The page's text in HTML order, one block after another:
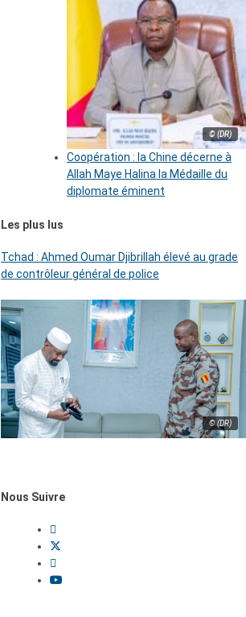
© (DR)
Coopération : la Chine décerne à
Allah Maye Halina la Médaille du
diplomate éminent
Les plus lus
Tchad : Ahmed Oumar Djibrillah élevé au grade
de contrôleur général de police
© (DR)
Nous Suivre